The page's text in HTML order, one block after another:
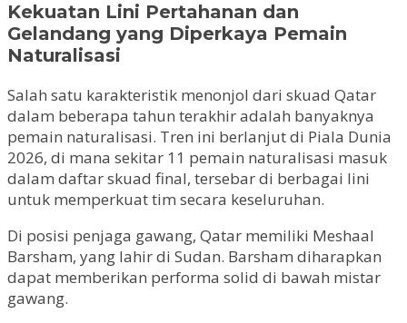
Kekuatan Lini Pertahanan dan
Gelandang yang Diperkaya Pemain
Naturalisasi
Salah satu karakteristik menonjol dari skuad Qatar
dalam beberapa tahun terakhir adalah banyaknya
pemain naturalisasi. Tren ini berlanjut di Piala Dunia
2026, di mana sekitar 11 pemain naturalisasi masuk
dalam daftar skuad final, tersebar di berbagai lini
untuk memperkuat tim secara keseluruhan.
Di posisi penjaga gawang, Qatar memiliki Meshaal
Barsham, yang lahir di Sudan. Barsham diharapkan
dapat memberikan performa solid di bawah mistar
gawang.